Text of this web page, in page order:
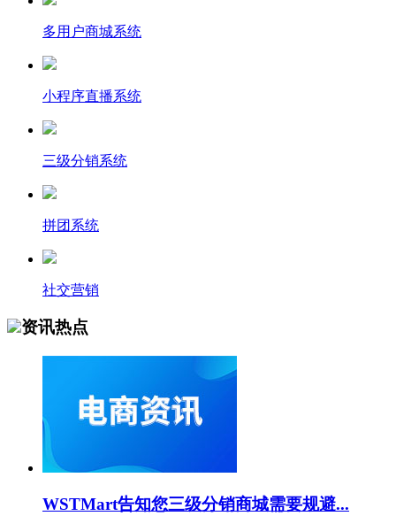
多用户商城系统
小程序直播系统
三级分销系统
拼团系统
社交营销
资讯热点
WSTMart告知您三级分销商城需要规避...